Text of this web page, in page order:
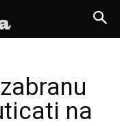
na